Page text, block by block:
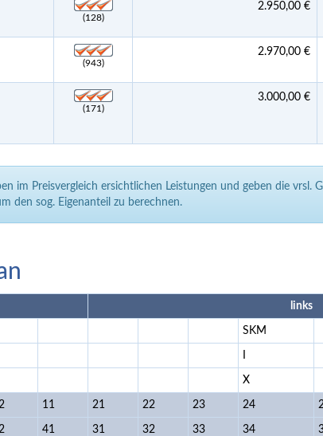
(128)
2.950,00 €
(943)
2.970,00 €
(171)
3.000,00 €
im Preisvergleich ersichtlichen Leistungen und geben die vrsl.
den sog. Eigenanteil zu berechnen.
links
SKM
X
11 21 22 23 24
41 31 32 33 34